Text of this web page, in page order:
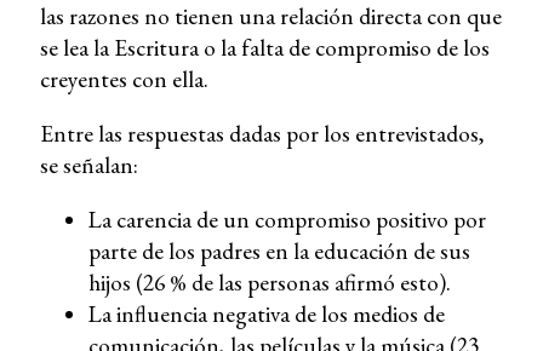
las razones no tienen una relación directa con que
se lea la Escritura o la falta de compromiso de los
creyentes con ella.
Entre las respuestas dadas por los entrevistados,
se señalan:
La carencia de un compromiso positivo por
parte de los padres en la educación de sus
hijos (26 % de las personas afirmó esto).
La influencia negativa de los medios de